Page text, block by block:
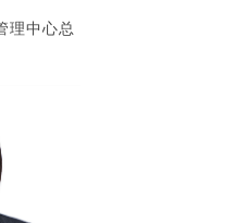
理中心总